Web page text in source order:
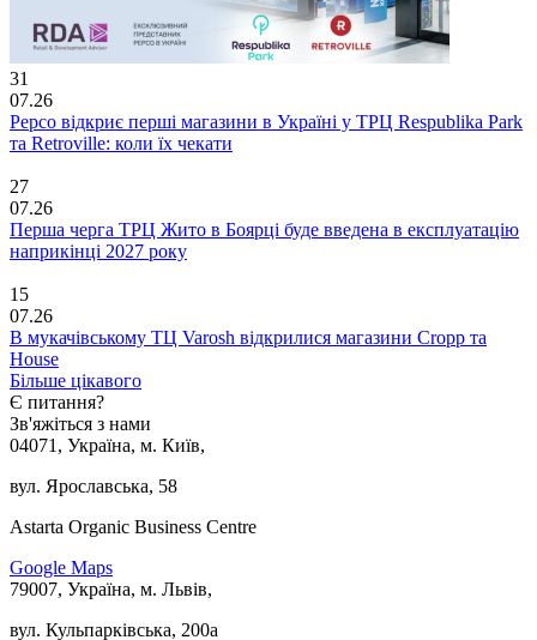
31
07.26
Pepco відкриє перші магазини в Україні у ТРЦ Respublika Park
та Retroville: коли їх чекати
27
07.26
Перша черга ТРЦ Жито в Боярці буде введена в експлуатацію
наприкінці 2027 року
15
07.26
В мукачівському ТЦ Varosh відкрилися магазини Cropp та
House
Більше цікавого
Є питання?
Зв'яжіться з нами
04071, Україна, м. Київ,
вул. Ярославська, 58
Astarta Organic Business Centre
Google Maps
79007, Україна, м. Львів,
вул. Кульпарківська, 200а